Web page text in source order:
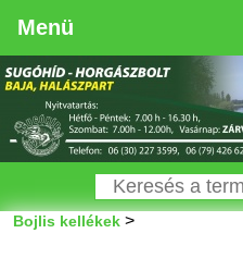
Menü
Bojlis kellékek>